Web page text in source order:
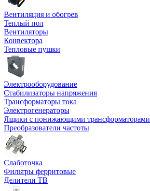
Вентиляция и обогрев
Теплый пол
Вентиляторы
Конвектора
Тепловые пушки
Электрооборудование
Стабилизаторы напряжения
Трансформаторы тока
Электрогенераторы
Ящики с понижающими трансформаторами
Преобразователи частоты
Слаботочка
Фильтры ферритовые
Делители ТВ